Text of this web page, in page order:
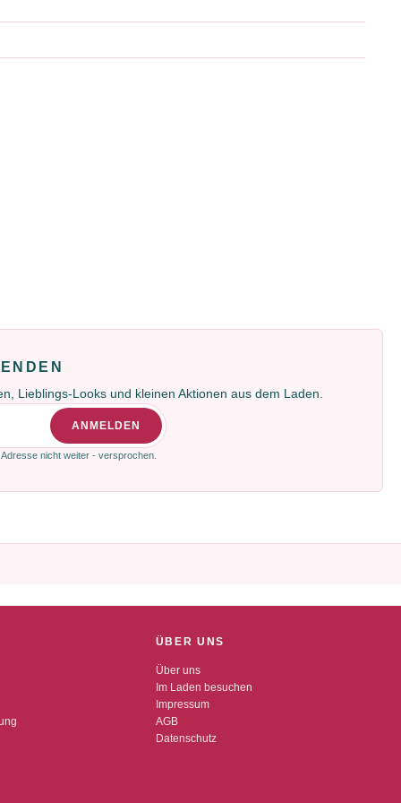
Lieblings-Looks und kleinen Aktionen aus dem Laden.
ANMELDEN
nicht weiter - versprochen.
ÜBER UNS
Über uns
Im Laden besuchen
Impressum
AGB
Datenschutz